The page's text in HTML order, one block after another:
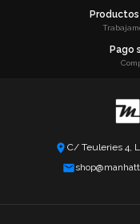
Pago
C/ Teuleries 4,